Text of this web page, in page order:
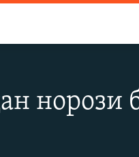
норози